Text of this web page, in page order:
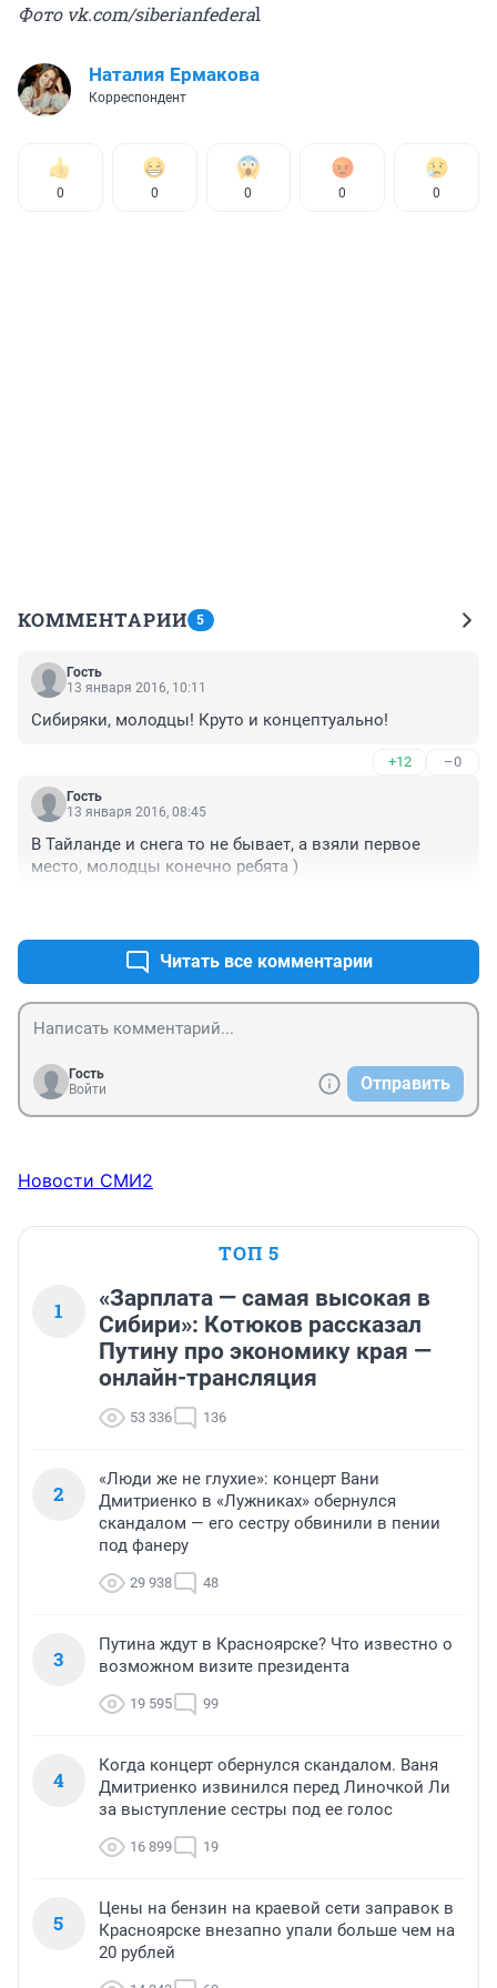
Фото vk.com/siberianfederal
Наталия Ермакова
Корреспондент
0 0 0 0 0
КОММЕНТАРИИ 5
Гость
13 января 2016, 10:11
Сибиряки, молодцы! Круто и концептуально!
+12 –0
Гость
13 января 2016, 08:45
В Тайланде и снега то не бывает, а взяли первое
место, молодцы конечно ребята )
Читать все комментарии
Гость
Войти
Отправить
Новости СМИ2
ТОП 5
1
«Зарплата — самая высокая в
Сибири»: Котюков рассказал
Путину про экономику края —
онлайн-трансляция
53 336 136
2
«Люди же не глухие»: концерт Вани
Дмитриенко в «Лужниках» обернулся
скандалом — его сестру обвинили в пении
под фанеру
29 938 48
3
Путина ждут в Красноярске? Что известно о
возможном визите президента
19 595 99
4
Когда концерт обернулся скандалом. Ваня
Дмитриенко извинился перед Линочкой Ли
за выступление сестры под ее голос
16 899 19
5
Цены на бензин на краевой сети заправок в
Красноярске внезапно упали больше чем на
20 рублей